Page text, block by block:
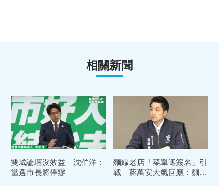
相關新聞
雙城論壇沒效益 沈伯洋：
當選市長將停辦
麵線老店「菜單遮簽名」引
戰 蔣萬安大氣回應：麵